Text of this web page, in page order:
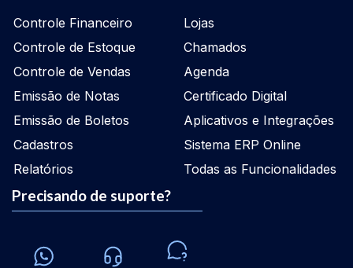
Controle Financeiro
Controle de Estoque
Controle de Vendas
Emissão de Notas
Emissão de Boletos
Cadastros
Relatórios
Lojas
Chamados
Agenda
Certificado Digital
Aplicativos e Integrações
Sistema ERP Online
Todas as Funcionalidades
Precisando de suporte?